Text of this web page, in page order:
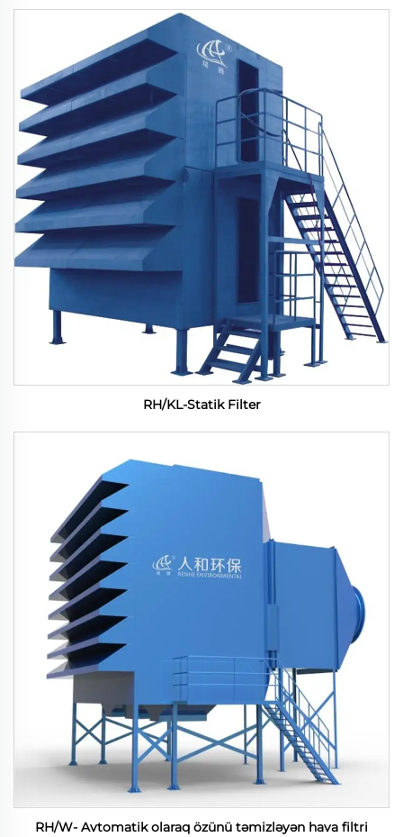
RH/KL-Statik Filter
RH/W- Avtomatik olaraq özünü təmizləyən hava filtri